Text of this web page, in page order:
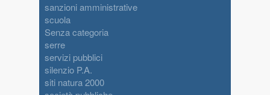
sanzioni amministrative
scuola
Senza categoria
serre
servizi pubblici
silenzio P.A.
siti natura 2000